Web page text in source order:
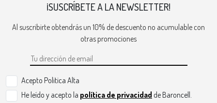
¡SUSCRÍBETE A LA NEWSLETTER!
Al suscribirte obtendrás un 10% de descuento no acumulable con
otras promociones
Acepto Politica Alta
He leído y acepto la política de privacidad de Baroncell.